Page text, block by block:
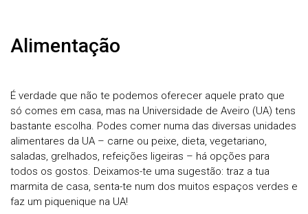
Alimentação
É verdade que não te podemos oferecer aquele prato que
só comes em casa, mas na Universidade de Aveiro (UA) tens
bastante escolha. Podes comer numa das diversas unidades
alimentares da UA – carne ou peixe, dieta, vegetariano,
saladas, grelhados, refeições ligeiras – há opções para
todos os gostos. Deixamos-te uma sugestão: traz a tua
marmita de casa, senta-te num dos muitos espaços verdes e
faz um piquenique na UA!